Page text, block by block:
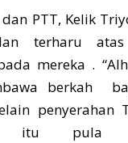
PTT, Kelik
terharu
mereka .
berkah
penyerahan
itu pula